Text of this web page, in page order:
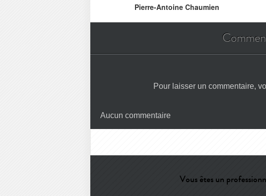
Pierre-Antoine Chaumien
Pour laisser un commentaire,
Aucun commentaire
Vous êtes un